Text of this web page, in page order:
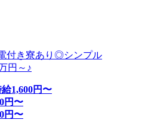
付き寮あり◎シンプル
円～♪
給1,600円〜
円〜
円〜